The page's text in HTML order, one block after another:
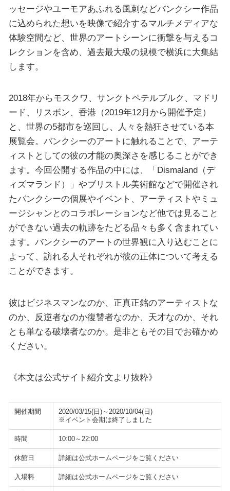
ッセージやユーモアあふれる風刺などバンクシー作品
に込められた想いを映像で紹介するマルチメディアな
体験空間など、世界のアートシーンに衝撃を与えるコ
レクションを含め、過去最大級の規模で横浜に大集結
します。
2018年からモスクワ、サンクトペテルブルク、マドリ
ード、リスボン、香港（2019年12月から開催予定）
と、世界の5都市を巡回し、人々を熱狂させている本
展覧会。バンクシーのアートに触れることで、アーテ
ィストとしての彼の才能の奥深さを感じることができ
ます。今回公開する作品の中には、「Dismaland（デ
ィズマランド）」やブリストル美術館などで開催され
たバンクシーの個展やイベント、アーティストやミュ
ージシャンとのコラボレーションなど他では見ること
ができない過去の軌跡をたどる品々も多く含まれてい
ます。バンクシーのアートの世界観に入り込むことに
よって、訪れる人それぞれが彼の正体について考える
ことができます。
彼はビジネスマンなのか、正真正銘のアーティストな
のか、反逆者なのか復讐者なのか、天才なのか、それ
とも単なる破壊者なのか。是非ともその目でお確かめ
ください。
《本文は公式サイト紹介文より抜粋》
開催期間
2020/03/15(日)～2020/10/04(日)
※イベント会期は終了しました
時間 10:00～22:00
休館日 詳細は公式ホームページをご覧ください
入場料 詳細は公式ホームページをご覧ください